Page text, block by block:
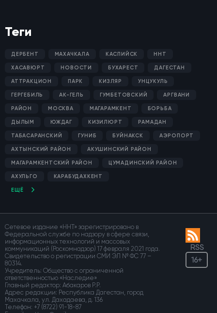
Теги
ДЕРБЕНТ МАХАЧКАЛА КАСПИЙСК ННТ
ХАСАВЮРТ НОВОСТИ БУХАРЕСТ ДАГЕСТАН
АТТРАКЦИОН ПАРК КИЗЛЯР УНЦУКУЛЬ
ГЕРГЕБИЛЬ АК-ГЕЛЬ ГУМБЕТОВСКИЙ АРГВАНИ
РАЙОН МОСКВА МАГАРАМКЕНТ БОРЬБА
ДЫЛЫМ ЮЖДАГ КИЗИЛЮРТ РАМАДАН
ТАБАСАРАНСКИЙ ГУНИБ БУЙНАКСК АЭРОПОРТ
АХТЫНСКИЙ РАЙОН АКУШИНСКИЙ РАЙОН
МАГАРАМКЕНТСКИЙ РАЙОН ЦУМАДИНСКИЙ РАЙОН
АХУЛЬГО КАРАБУДАХКЕНТ
ЕЩЁ
Сетевое издание «ННТ» зарегистрировано в
Федеральной службе по надзору в сфере связи,
информационных технологий и массовых
коммуникаций (Роскомнадзор) 17 февраля 2021 года.
Свидетельство о регистрации СМИ ЭЛ № ФС 77 –
80314.
Учредитель: Общество с ограниченной
ответственностью «Наследие»
Главный редактор: Абакаров Р.Р.
Адрес редакции: Республика Дагестан, город
Махачкала, ул. Дахадаева, д. 136
Телефон: +7 (8722) 91-18-87
RSS
16+